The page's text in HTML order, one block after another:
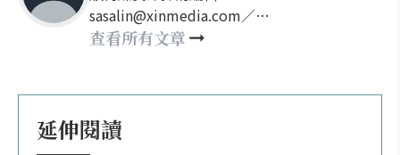
sasalin@xinmedia.com／
happy21917@gmail.com
查看所有文章
延伸閱讀